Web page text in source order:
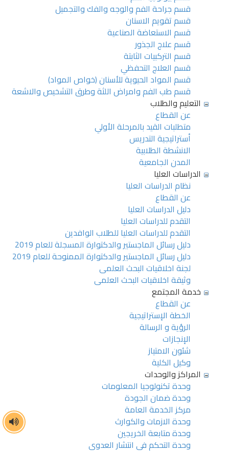
قسم جراحة الفم والوجه والفك والتجميل
قسم تقويم الاسنان
قسم الاستعاضة الصناعية
قسم علاج الجذور
قسم التركبيات الثابتة
قسم العلاج التحفظي
قسم المواد الحيوية للأسنان (خواص المواد)
قسم طب الفم وامراض اللثة وطرق التشخيص والاشعة
التعليم والطلاب
عن القطاع
متطلبات القيد بالمرحلة الأولي
أستراتيجية التدريس
الانشطة الطلابية
المدن الجامعية
الدراسات العليا
نظام الدراسات العليا
عن القطاع
دليل الدراسات العليا
التقدم للدراسات العليا
التقدم للدراسات العليا للطلاب الوافدين
دليل رسائل الماجستير والدكتوارة المسجلة للعام 2019
دليل رسائل الماجستير والدكتوارة الممنوحة للعام 2019
لجنة اخلاقيات البحث العلمى
وثيقة اخلاقيات البحث العلمى
خدمة المجتمع
عن القطاع
الخطة الإستراتيجية
الرؤية و الرسالة
الإنجازات
شئون الامتياز
وكيل الكلية
المراكز والوحدات
وحدة تكنولوجيا المعلومات
وحدة ضمان الجودة
مركز الخدمة العامة
وحدة الازمات والكوارث
وحدة متابعة الخريجين
وحدة التحكم فى انتشار العدوى